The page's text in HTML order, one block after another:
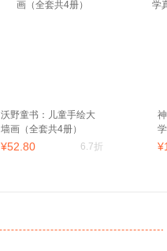
沃野童书：儿童手绘大
墙画（全套共4册）
¥52 .80 6.7折 ¥